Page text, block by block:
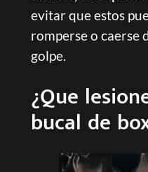
evitar que estos
romperse o caerse
golpe.
¿Que
bucal de